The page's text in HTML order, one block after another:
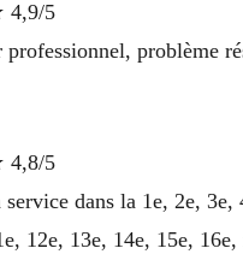
5
professionnel, problème
5
service dans la 1e, 2e, 3e,
12e, 13e, 14e, 15e,